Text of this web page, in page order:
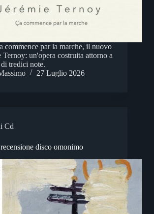
commence par la marche, il nuovo
Ternoy: un'opera costruita attorno a
tredici note.
27 Luglio 2026
Cd
disco omonimo